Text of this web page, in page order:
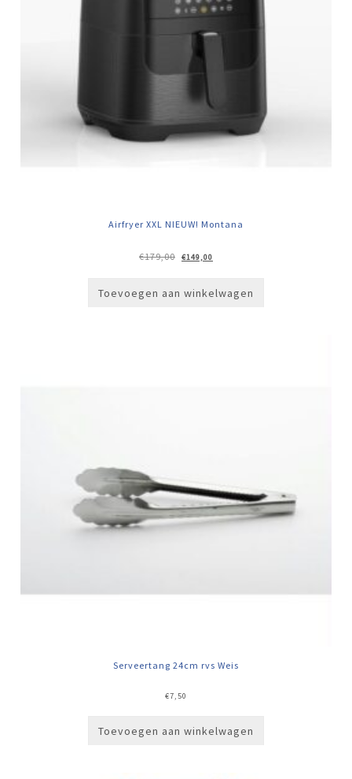
Airfryer XXL NIEUW! Montana
€179,00
Oorspronkelijke
prijs
€149,00
prijs
Toevoegen aan winkelwagen
Serveertang 24cm rvs Weis
€7,50
Toevoegen aan winkelwagen